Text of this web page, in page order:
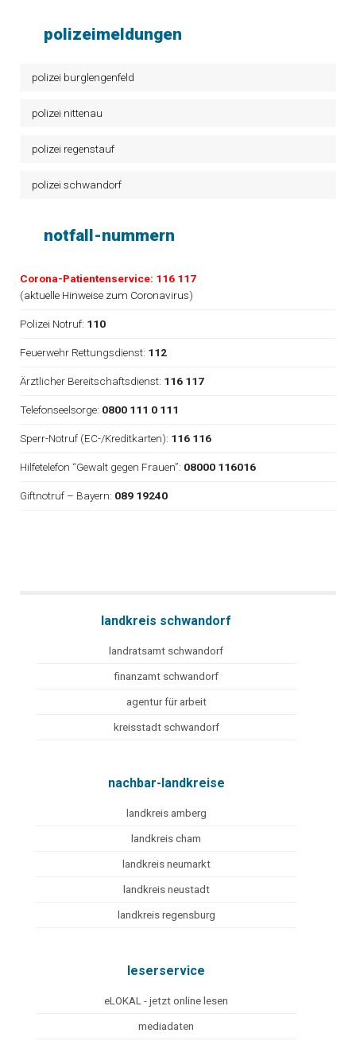
polizeimeldungen
polizei burglengenfeld
polizei nittenau
polizei regenstauf
polizei schwandorf
notfall-nummern
Corona-Patientenservice: 116 117
(aktuelle Hinweise zum Coronavirus)
Polizei Notruf: 110
Feuerwehr Rettungsdienst: 112
Ärztlicher Bereitschaftsdienst: 116 117
Telefonseelsorge: 0800 111 0 111
Sperr-Notruf (EC-/Kreditkarten): 116 116
Hilfetelefon “Gewalt gegen Frauen”: 08000 116016
Giftnotruf – Bayern: 089 19240
landkreis schwandorf
landratsamt schwandorf
finanzamt schwandorf
agentur für arbeit
kreisstadt schwandorf
nachbar-landkreise
landkreis amberg
landkreis cham
landkreis neumarkt
landkreis neustadt
landkreis regensburg
leserservice
eLOKAL - jetzt online lesen
mediadaten